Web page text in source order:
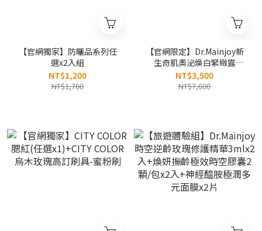
【官網獨家】防曬品系列任
選x2入組
NT$1,200
NT$1,700
【官網限定】Dr.Mainjoy新
生奇肌奧泌煥白緊緻露
50ml/二瓶組
NT$3,500
NT$7,600